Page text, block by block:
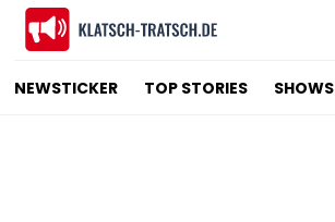
NEWSTICKER TOP STORIES SHOWS